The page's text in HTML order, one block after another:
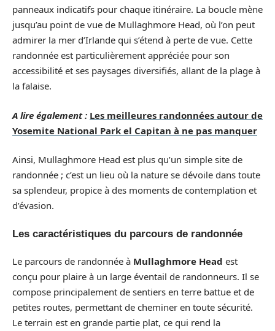
panneaux indicatifs pour chaque itinéraire. La boucle mène
jusqu’au point de vue de Mullaghmore Head, où l’on peut
admirer la mer d’Irlande qui s’étend à perte de vue. Cette
randonnée est particulièrement appréciée pour son
accessibilité et ses paysages diversifiés, allant de la plage à
la falaise.
A lire également : Les meilleures randonnées autour de
Yosemite National Park el Capitan à ne pas manquer
Ainsi, Mullaghmore Head est plus qu’un simple site de
randonnée ; c’est un lieu où la nature se dévoile dans toute
sa splendeur, propice à des moments de contemplation et
d’évasion.
Les caractéristiques du parcours de randonnée
Le parcours de randonnée à Mullaghmore Head est
conçu pour plaire à un large éventail de randonneurs. Il se
compose principalement de sentiers en terre battue et de
petites routes, permettant de cheminer en toute sécurité.
Le terrain est en grande partie plat, ce qui rend la